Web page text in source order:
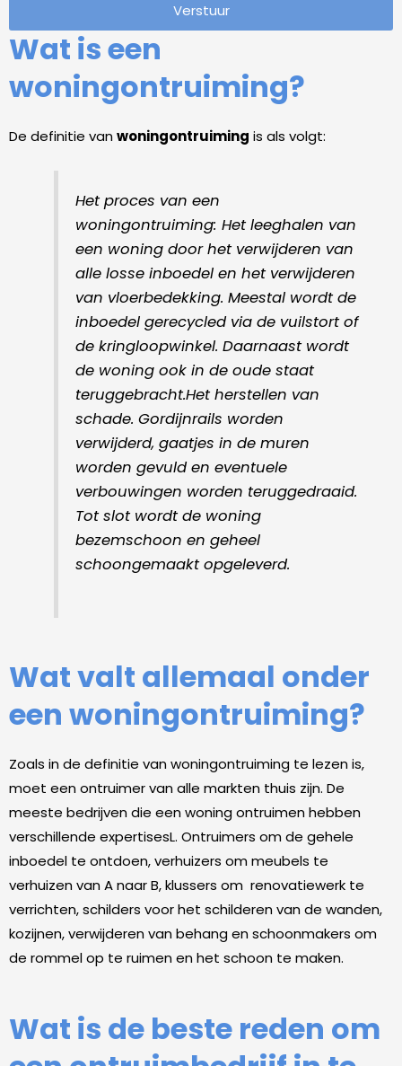
Verstuur
Wat is een
woningontruiming?
De definitie van woningontruiming is als volgt:
Het proces van een
woningontruiming: Het leeghalen van
een woning door het verwijderen van
alle losse inboedel en het verwijderen
van vloerbedekking. Meestal wordt de
inboedel gerecycled via de vuilstort of
de kringloopwinkel. Daarnaast wordt
de woning ook in de oude staat
teruggebracht.Het herstellen van
schade. Gordijnrails worden
verwijderd, gaatjes in de muren
worden gevuld en eventuele
verbouwingen worden teruggedraaid.
Tot slot wordt de woning
bezemschoon en geheel
schoongemaakt opgeleverd.
Wat valt allemaal onder
een woningontruiming?
Zoals in de definitie van woningontruiming te lezen is,
moet een ontruimer van alle markten thuis zijn. De
meeste bedrijven die een woning ontruimen hebben
verschillende expertisesL. Ontruimers om de gehele
inboedel te ontdoen, verhuizers om meubels te
verhuizen van A naar B, klussers om renovatiewerk te
verrichten, schilders voor het schilderen van de wanden,
kozijnen, verwijderen van behang en schoonmakers om
de rommel op te ruimen en het schoon te maken.
Wat is de beste reden om